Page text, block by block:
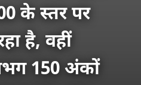
के स्तर पर
है, वहीं
150 अंकों